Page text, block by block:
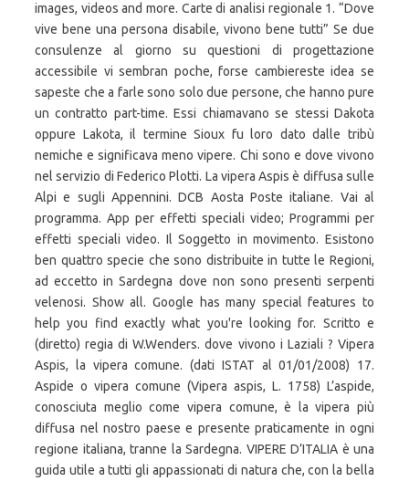
images, videos and more. Carte di analisi regionale 1. “Dove
vive bene una persona disabile, vivono bene tutti” Se due
consulenze al giorno su questioni di progettazione
accessibile vi sembran poche, forse cambiereste idea se
sapeste che a farle sono solo due persone, che hanno pure
un contratto part-time. Essi chiamavano se stessi Dakota
oppure Lakota, il termine Sioux fu loro dato dalle tribù
nemiche e significava meno vipere. Chi sono e dove vivono
nel servizio di Federico Plotti. La vipera Aspis è diffusa sulle
Alpi e sugli Appennini. DCB Aosta Poste italiane. Vai al
programma. App per effetti speciali video; Programmi per
effetti speciali video. Il Soggetto in movimento. Esistono
ben quattro specie che sono distribuite in tutte le Regioni,
ad eccetto in Sardegna dove non sono presenti serpenti
velenosi. Show all. Google has many special features to
help you find exactly what you're looking for. Scritto e
(diretto) regia di W.Wenders. dove vivono i Laziali ? Vipera
Aspis, la vipera comune. (dati ISTAT al 01/01/2008) 17.
Aspide o vipera comune (Vipera aspis, L. 1758) L’aspide,
conosciuta meglio come vipera comune, è la vipera più
diffusa nel nostro paese e presente praticamente in ogni
regione italiana, tranne la Sardegna. VIPERE D’ITALIA è una
guida utile a tutti gli appassionati di natura che, con la bella